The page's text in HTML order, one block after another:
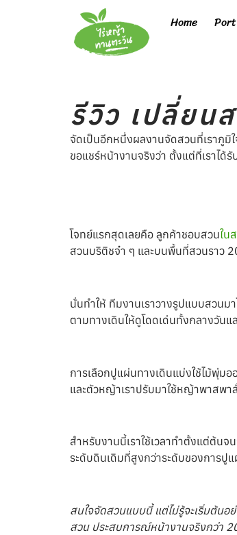
Home
รีวิว เปลี่ยน
จัดเป็นอีกหนึ่งผลงานจัดสวนที่เราภูมิ
ขอแชร์หน้างานจริงว่า ตั้งแต่ที่เราได้
โจทย์แรกสุดเลยคือ ลูกค้าชอบสวนใน
สวนบริติชจ๋า ๆ และบนพื้นที่สวนราว
นั่นทำให้ ทีมงานเราวางรูปแบบสวน
ตามทางเดินให้ดูโดดเด่นทั้งกลางวันแ
การเลือกปูแผ่นทางเดินแบ่งใช้ไม้พุ่ม
และตัวหญ้าเราปรับมาใช้หญ้าพาสพา
สำหรับงานนี้เราใช้เวลาทำตั้งแต่ต้น
ระดับดินเดิมที่สูงกว่าระดับของการปู
สนใจจัดสวนแบบนี้ แต่ไม่รู้จะเริ่มต้น
สวน ประสบการณ์หน้างานจริงกว่า